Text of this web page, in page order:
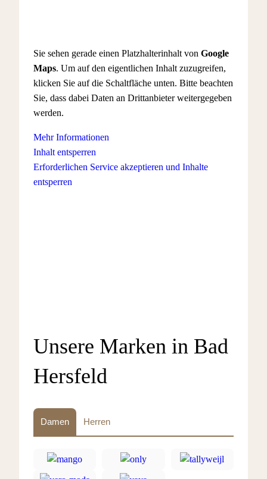
Sie sehen gerade einen Platzhalterinhalt von Google
Maps. Um auf den eigentlichen Inhalt zuzugreifen,
klicken Sie auf die Schaltfläche unten. Bitte beachten
Sie, dass dabei Daten an Drittanbieter weitergegeben
werden.
Mehr Informationen
Inhalt entsperren
Erforderlichen Service akzeptieren und Inhalte
entsperren
Unsere Marken in Bad
Hersfeld
Damen Herren